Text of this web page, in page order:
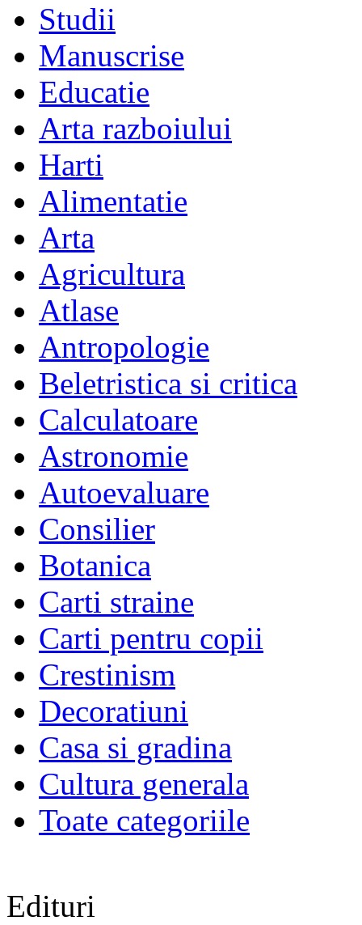
Studii
Manuscrise
Educatie
Arta razboiului
Harti
Alimentatie
Arta
Agricultura
Atlase
Antropologie
Beletristica si critica
Calculatoare
Astronomie
Autoevaluare
Consilier
Botanica
Carti straine
Carti pentru copii
Crestinism
Decoratiuni
Casa si gradina
Cultura generala
Toate categoriile
Edituri